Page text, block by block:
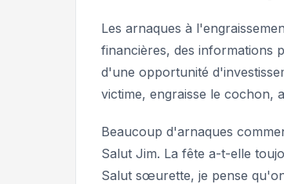
Les arnaques à
financières, des informations
d'une opportunité
victime, engraisse le cochon,
Beaucoup d'arnaques
Salut Jim. La fête a-t-elle
Salut sœurette, je pense